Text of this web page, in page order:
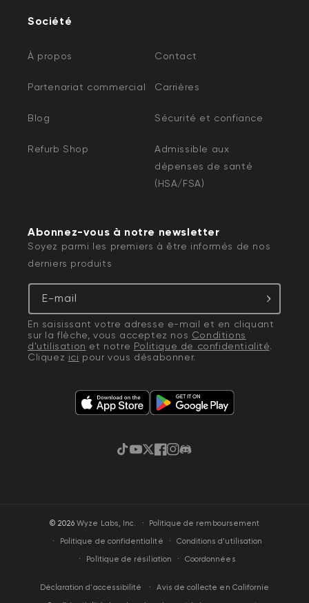
Société
À propos Contact
Partenariat commercial Carrières
Blog Sécurité et confiance
Refurb Shop
Admissible aux
dépenses de santé
(HSA/FSA)
Abonnez-vous à notre newsletter
Soyez parmi les premiers à être informés de nos
derniers produits
E-mail
En saisissant votre adresse e-mail et en cliquant
sur la flèche, vous acceptez nos Conditions
d'utilisation et notre Politique de confidentialité.
Cliquez ici pour vous désabonner.
TikTok
YouTube
Gazouillement
Facebook
Instagram
Discorde
© 2026Wyze Labs, Inc. ·
Politique de remboursement
Politique de confidentialité
Conditions d’utilisation
Politique de résiliation
Coordonnées
Déclaration d'accessibilité Avis de collecte en Californie